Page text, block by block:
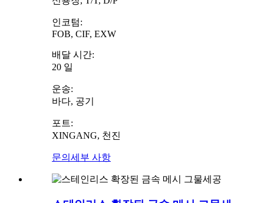
인코텀:
FOB, CIF, EXW
배달 시간:
20 일
운송:
바다, 공기
포트:
XINGANG, 천진
문의 세부 사항